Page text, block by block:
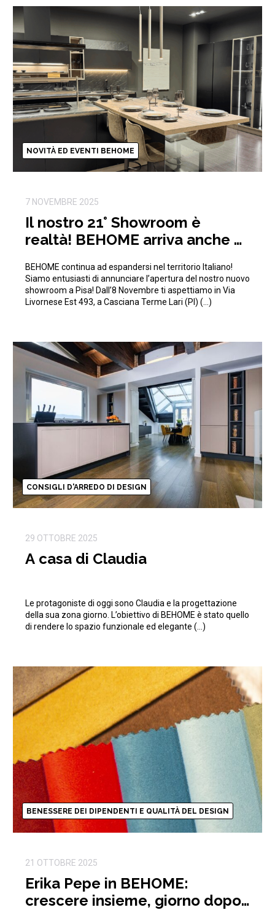
NOVITÀ ED EVENTI BEHOME
7 NOVEMBRE 2025
Il nostro 21° Showroom è
realtà! BEHOME arriva anche a
BEHOME continua ad espandersi nel territorio Italiano!
Siamo entusiasti di annunciare l’apertura del nostro nuovo
showroom a Pisa! Dall’8 Novembre ti aspettiamo in Via
Livornese Est 493, a Casciana Terme Lari (PI) (…)
CONSIGLI D'ARREDO DI DESIGN
29 OTTOBRE 2025
A casa di Claudia
Le protagoniste di oggi sono Claudia e la progettazione
della sua zona giorno. L’obiettivo di BEHOME è stato quello
di rendere lo spazio funzionale ed elegante (…)
BENESSERE DEI DIPENDENTI E QUALITÀ DEL DESIGN
21 OTTOBRE 2025
Erika Pepe in BEHOME:
crescere insieme, giorno dopo